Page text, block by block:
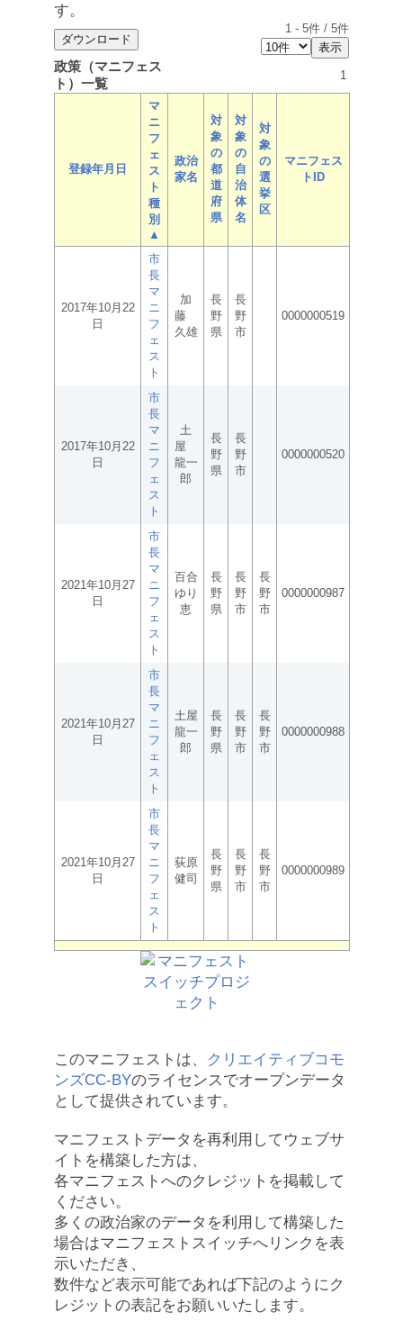
す。
1 - 5件 / 5件
政策（マニフェス
ト）一覧
1
登録年月日
マ
ニ
フ
ェ
ス
ト
種
別
▲
政治
家名
対
象
の
都
道
府
県
対
象
の
自
治
体
名
対
象
の
選
挙
区
マニフェス
トID
2017年10月22
日
市
長
マ
ニ
フ
ェ
ス
ト
加
藤
久雄
長
野
県
長
野
市
0000000519
2017年10月22
日
市
長
マ
ニ
フ
ェ
ス
ト
土
屋
龍一
郎
長
野
県
長
野
市
0000000520
2021年10月27
日
市
長
マ
ニ
フ
ェ
ス
ト
百合
ゆり
恵
長
野
県
長
野
市
長
野
市
0000000987
2021年10月27
日
市
長
マ
ニ
フ
ェ
ス
ト
土屋
龍一
郎
長
野
県
長
野
市
長
野
市
0000000988
2021年10月27
日
市
長
マ
ニ
フ
ェ
ス
ト
荻原
健司
長
野
県
長
野
市
長
野
市
0000000989
このマニフェストは、
クリエイティブコモ
ンズCC-BYのライセンスでオープンデータ
として提供されています。
マニフェストデータを再利用してウェブサ
イトを構築した方は、
各マニフェストへのクレジットを掲載して
ください。
多くの政治家のデータを利用して構築した
場合はマニフェストスイッチへリンクを表
示いただき、
数件など表示可能であれば下記のようにク
レジットの表記をお願いいたします。